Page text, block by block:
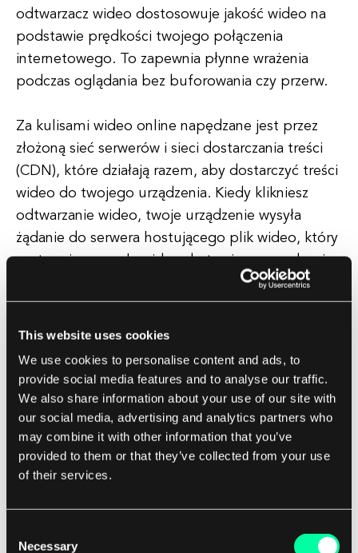
This website uses cookies
We use cookies to personalise content and ads, to
provide social media features and to analyse our traffic.
We also share information about your use of our site with
our social media, advertising and analytics partners who
may combine it with other information that you’ve
provided to them or that they’ve collected from your use
of their services.
Selection
Necessary
odtwarzacz wideo dostosowuje jakość wideo na
podstawie prędkości twojego połączenia
internetowego. To zapewnia płynne wrażenia
podczas oglądania bez buforowania czy przerw.
Za kulisami wideo online napędzane jest przez
złożoną sieć serwerów i sieci dostarczania treści
(CDN), które działają razem, aby dostarczyć treści
wideo do twojego urządzenia. Kiedy klikniesz
odtwarzanie wideo, twoje urządzenie wysyła
żądanie do serwera hostującego plik wideo, który
następnie przesyła wideo do twojego urządzenia
rozmieszczonych na całym świecie, które
pomagają dystrybuować treści wideo bliżej
i poprawiając jakość odtwarzania.
Jako software house rozumiemy znaczenie
dostarczania wysokiej jakości doświadczeń
związanych z wideo online naszym klientom i ich
klientom. Nasz zespół ekspertów specjalizuje się
w kodowaniu wideo, przesyłaniu strumieniowym i